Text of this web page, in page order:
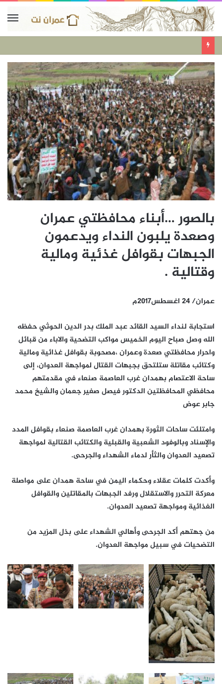
بالصور …أبناء محافظتي عمران
وصعدة يلبون النداء ويدعمون
الجبهات بقوافل غذئية ومالية
وقتالية .
عمران/ 24 اغسطس2017م
استجابة لنداء السيد القائد عبد الملك بدر الدين الحوثي حفظه
الله وصل صباح اليوم الخميس مواكب التضحية والاباء من قبائل
واحرار محافظتي صعدة وعمران ،مصحوبة بقوافل غذائية ومالية
وكتائب مقاتلة ستلتحق بجبهات القتال لمواجهة العدوان، إلى
ساحة الاعتصام بهمدان غرب العاصمة صنعاء في مقدمتهم
محافظي المحافظتين الدكتور فيصل صغير جعمان والشيخ محمد
جابر عوض
وامتلئت ساحات الثورة بهمدان غرب العاصمة صنعاء بقوافل المدد
والإسناد وبالوفود الشعبية والقبلية والكتائب القتالية لمواجهة
تصعيد العدوان والثأر لدماء الشهداء والجرحى.
وأكدت كلمات عقلاء وحكماء اليمن في ساحة همدان على مواصلة
معركة التحرر والاستقلال ورفد الجبهات بالمقاتلين والقوافل
الغذائية ومواجهة تصعيد العدوان.
من جهتهم أكد الجرحى وأهالي الشهداء على بذل المزيد من
التضحيات في سبيل مواجهة العدوان.